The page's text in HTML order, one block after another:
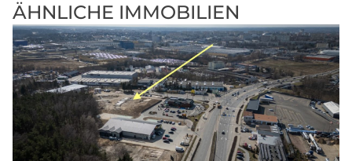
ÄHNLICHE IMMOBILIEN